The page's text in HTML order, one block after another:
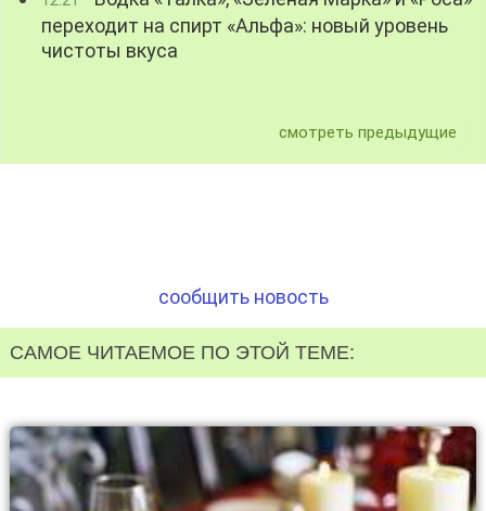
переходит на спирт «Альфа»: новый уровень
чистоты вкуса
смотреть предыдущие
сообщить новость
САМОЕ ЧИТАЕМОЕ ПО ЭТОЙ ТЕМЕ: